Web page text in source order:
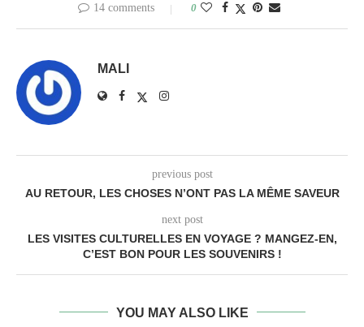
14 comments 0
MALI
previous post
AU RETOUR, LES CHOSES N’ONT PAS LA MÊME SAVEUR
next post
LES VISITES CULTURELLES EN VOYAGE ? MANGEZ-EN,
C’EST BON POUR LES SOUVENIRS !
YOU MAY ALSO LIKE